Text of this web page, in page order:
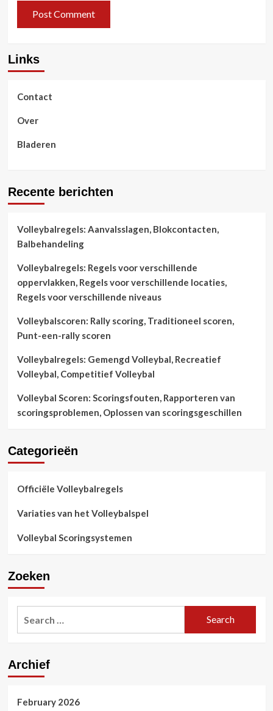
Links
Contact
Over
Bladeren
Recente berichten
Volleybalregels: Aanvalsslagen, Blokcontacten,
Balbehandeling
Volleybalregels: Regels voor verschillende
oppervlakken, Regels voor verschillende locaties,
Regels voor verschillende niveaus
Volleybalscoren: Rally scoring, Traditioneel scoren,
Punt-een-rally scoren
Volleybalregels: Gemengd Volleybal, Recreatief
Volleybal, Competitief Volleybal
Volleybal Scoren: Scoringsfouten, Rapporteren van
scoringsproblemen, Oplossen van scoringsgeschillen
Categorieën
Officiële Volleybalregels
Variaties van het Volleybalspel
Volleybal Scoringsystemen
Zoeken
Archief
February 2026